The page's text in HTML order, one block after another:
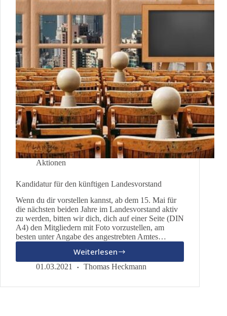
Aktionen
Kandidatur für den künftigen Landesvorstand
Wenn du dir vorstellen kannst, ab dem 15. Mai für
die nächsten beiden Jahre im Landesvorstand aktiv
zu werden, bitten wir dich, dich auf einer Seite (DIN
A4) den Mitgliedern mit Foto vorzustellen, am
besten unter Angabe des angestrebten Amtes…
WeiterlesenKandidatur
für
künftigen
01.03.2021 Thomas Heckmann